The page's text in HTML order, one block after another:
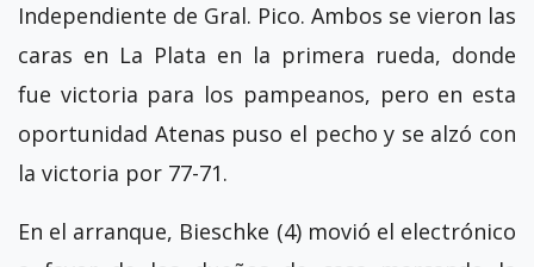
Independiente de Gral. Pico. Ambos se vieron las
caras en La Plata en la primera rueda, donde
fue victoria para los pampeanos, pero en esta
oportunidad Atenas puso el pecho y se alzó con
la victoria por 77-71.
En el arranque, Bieschke (4) movió el electrónico